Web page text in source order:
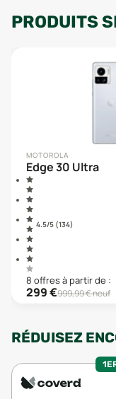
PRODUITS
MOTOROLA
Edge 30 Ultra
4.5/5 (134)
8 offresà partir de :
299€999,99€ neuf
RÉDUISEZ